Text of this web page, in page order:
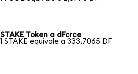
STAKE Token a dForce
1 STAKE equivale a 333,7065 DF